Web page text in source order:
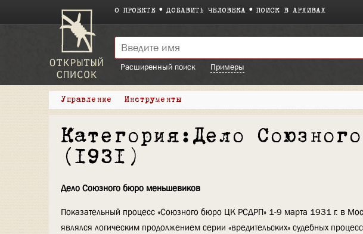
О ПРОЕКТЕ ДОБАВИТЬ ЧЕЛОВЕКА ПОИСК В АРХИВАХ
Расширенный поиск
Примеры
Управление Инструменты
Категория:Дело
(1931)
Дело Союзного бюро меньшевиков
Показательный процесс «Союзного бюро ЦК РСДРП» 1-9 марта 1931 г. в
являлся логическим продолжением серии «вредительских» судебных